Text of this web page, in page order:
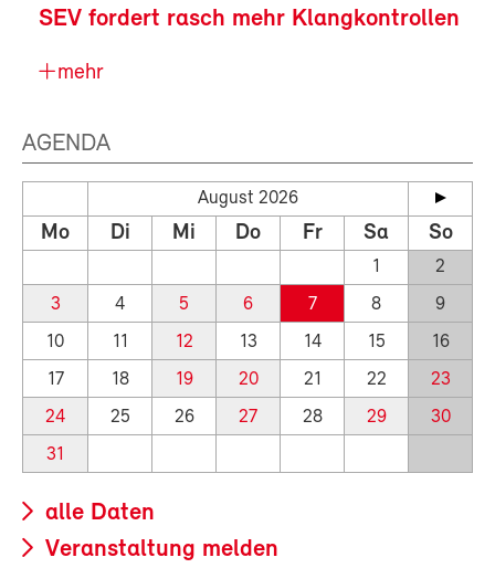
SEV fordert rasch mehr Klangkontrollen
mehr
AGENDA
August 2026
Mo Di Mi Do Fr Sa So
1
2
3
4 5 6 7 8
9
10
11 12 13 14 15
16
17
18 19 20 21 22
23
24
25 26 27 28 29
30
31
alle Daten
Veranstaltung melden